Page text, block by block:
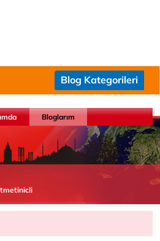
Blog Kategorileri
Bloglarım